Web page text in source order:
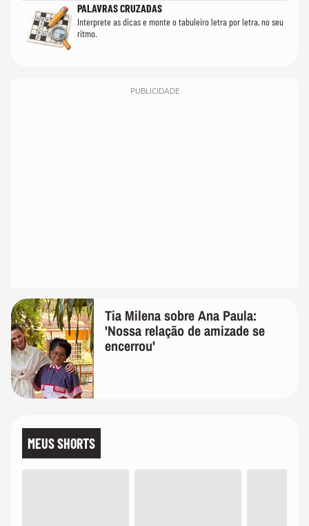
PALAVRAS CRUZADAS
Interprete as dicas e monte o tabuleiro letra por letra, no seu
ritmo.
PUBLICIDADE
Tia Milena sobre Ana Paula:
'Nossa relação de amizade se
encerrou'
MEUS SHORTS